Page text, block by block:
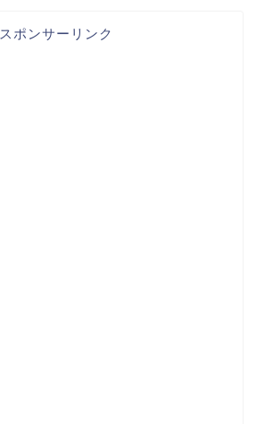
スポンサーリンク